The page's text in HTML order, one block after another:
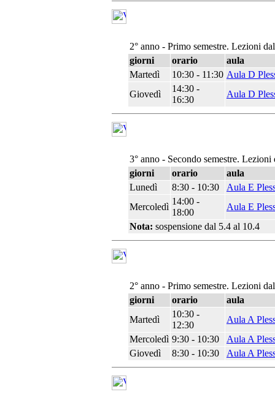
2° anno - Primo semestre. Lezioni
giorni
orario
aula
Martedì
10:30 - 11:30 Aula D
Giovedì
14:30 -
16:30
Aula D
3° anno - Secondo semestre.
giorni
orario
aula
Lunedì
8:30 - 10:30
Aula E
Mercoledì
14:00 -
18:00
Aula E
Nota: sospensione dal 5.4 al 10.4
2° anno - Primo semestre. Lezioni
giorni
orario
aula
Martedì
10:30 -
12:30
Aula A
Mercoledì 9:30 - 10:30
Aula A
Giovedì
8:30 - 10:30 Aula A